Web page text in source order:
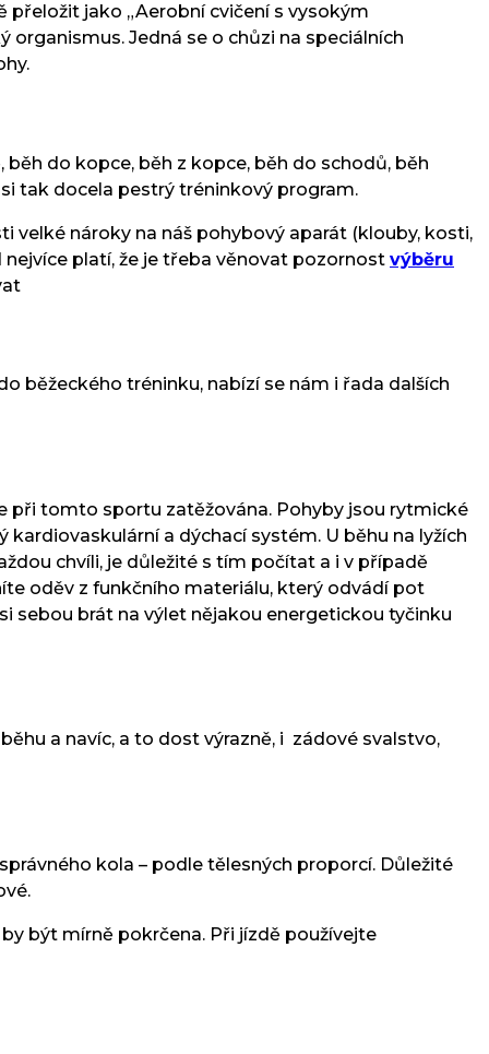
přeložit jako „Aerobní cvičení s vysokým
Jedná se o chůzi na speciálních
do kopce, běh z kopce, běh do schodů, běh
tak docela pestrý tréninkový program.
velké nároky na náš pohybový aparát (klouby, kosti,
platí, že je třeba věnovat pozornost výběru
běžeckého tréninku, nabízí se nám i řada dalších
při tomto sportu zatěžována. Pohyby jsou rytmické
a dýchací systém. U běhu na lyžích
chvíli, je důležité s tím počítat a i v případě
oděv z funkčního materiálu, který odvádí pot
sebou brát na výlet nějakou energetickou tyčinku
a navíc, a to dost výrazně, i zádové svalstvo,
kola – podle tělesných proporcí. Důležité
být mírně pokrčena. Při jízdě používejte